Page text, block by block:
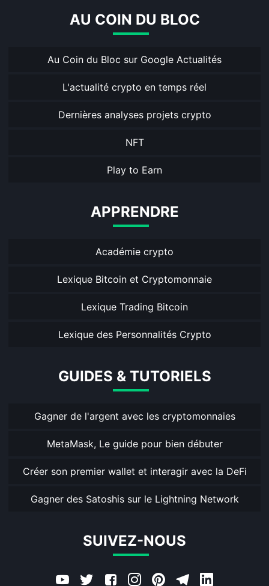
AU COIN DU BLOC
Au Coin du Bloc sur Google Actualités
L'actualité crypto en temps réel
Dernières analyses projets crypto
NFT
Play to Earn
APPRENDRE
Académie crypto
Lexique Bitcoin et Cryptomonnaie
Lexique Trading Bitcoin
Lexique des Personnalités Crypto
GUIDES & TUTORIELS
Gagner de l'argent avec les cryptomonnaies
MetaMask, Le guide pour bien débuter
Créer son premier wallet et interagir avec la DeFi
Gagner des Satoshis sur le Lightning Network
SUIVEZ-NOUS